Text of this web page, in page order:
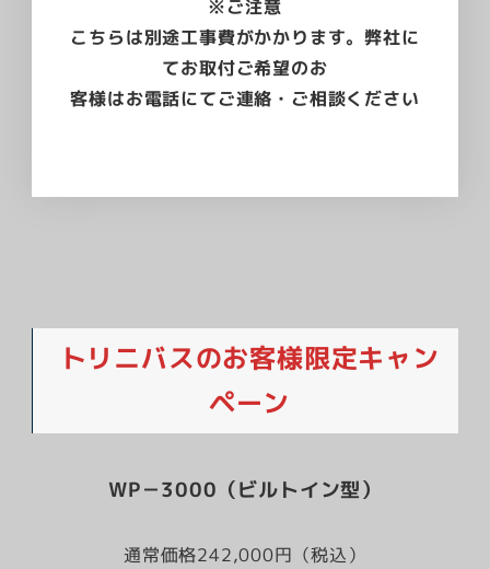
※ご注意
こちらは別途工事費がかかります。弊社に
てお取付ご希望のお
客様はお電話にてご連絡・ご相談ください
トリニバスのお客様限定キャン
ペーン
WP－3000（ビルトイン型）
通常価格242,000円（税込）